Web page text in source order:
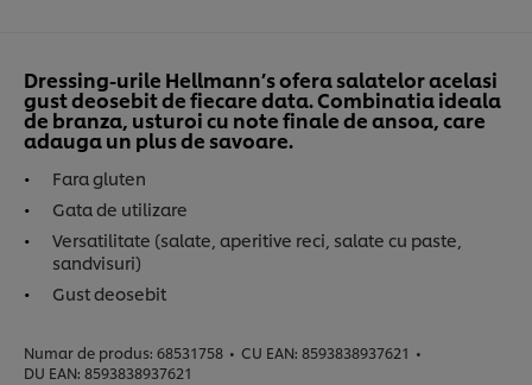
Dressing-urile Hellmann’s ofera salatelor acelasi
gust deosebit de fiecare data. Combinatia ideala
de branza, usturoi cu note finale de ansoa, care
adauga un plus de savoare.
Fara gluten
Gata de utilizare
Versatilitate (salate, aperitive reci, salate cu paste,
sandvisuri)
Gust deosebit
Numar de produs: 68531758 • CU EAN: 8593838937621 •
DU EAN: 8593838937621